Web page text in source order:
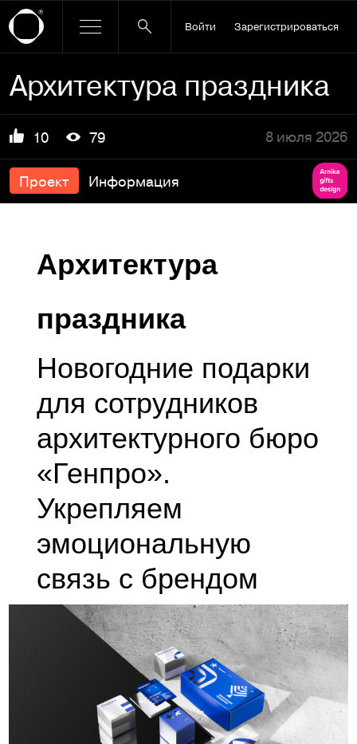
Войти Зарегистрироваться
Архитектура праздника
10 79 8 июля 2026
Проект Информация
Архитектура
праздника
Новогодние подарки
для сотрудников
архитектурного бюро
«Генпро».
Укрепляем
эмоциональную
связь с брендом